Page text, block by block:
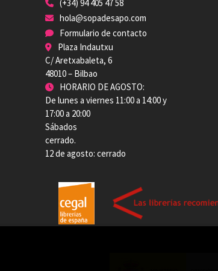
(+34) 94 405 47 58
hola@sopadesapo.com
Formulario de contacto
Plaza Indautxu
C/ Aretxabaleta, 6
48010 – Bilbao
HORARIO DE AGOSTO:
De lunes a viernes 11:00 a 14:00 y
17:00 a 20:00
Sábados
cerrado.
12 de agosto: cerrado